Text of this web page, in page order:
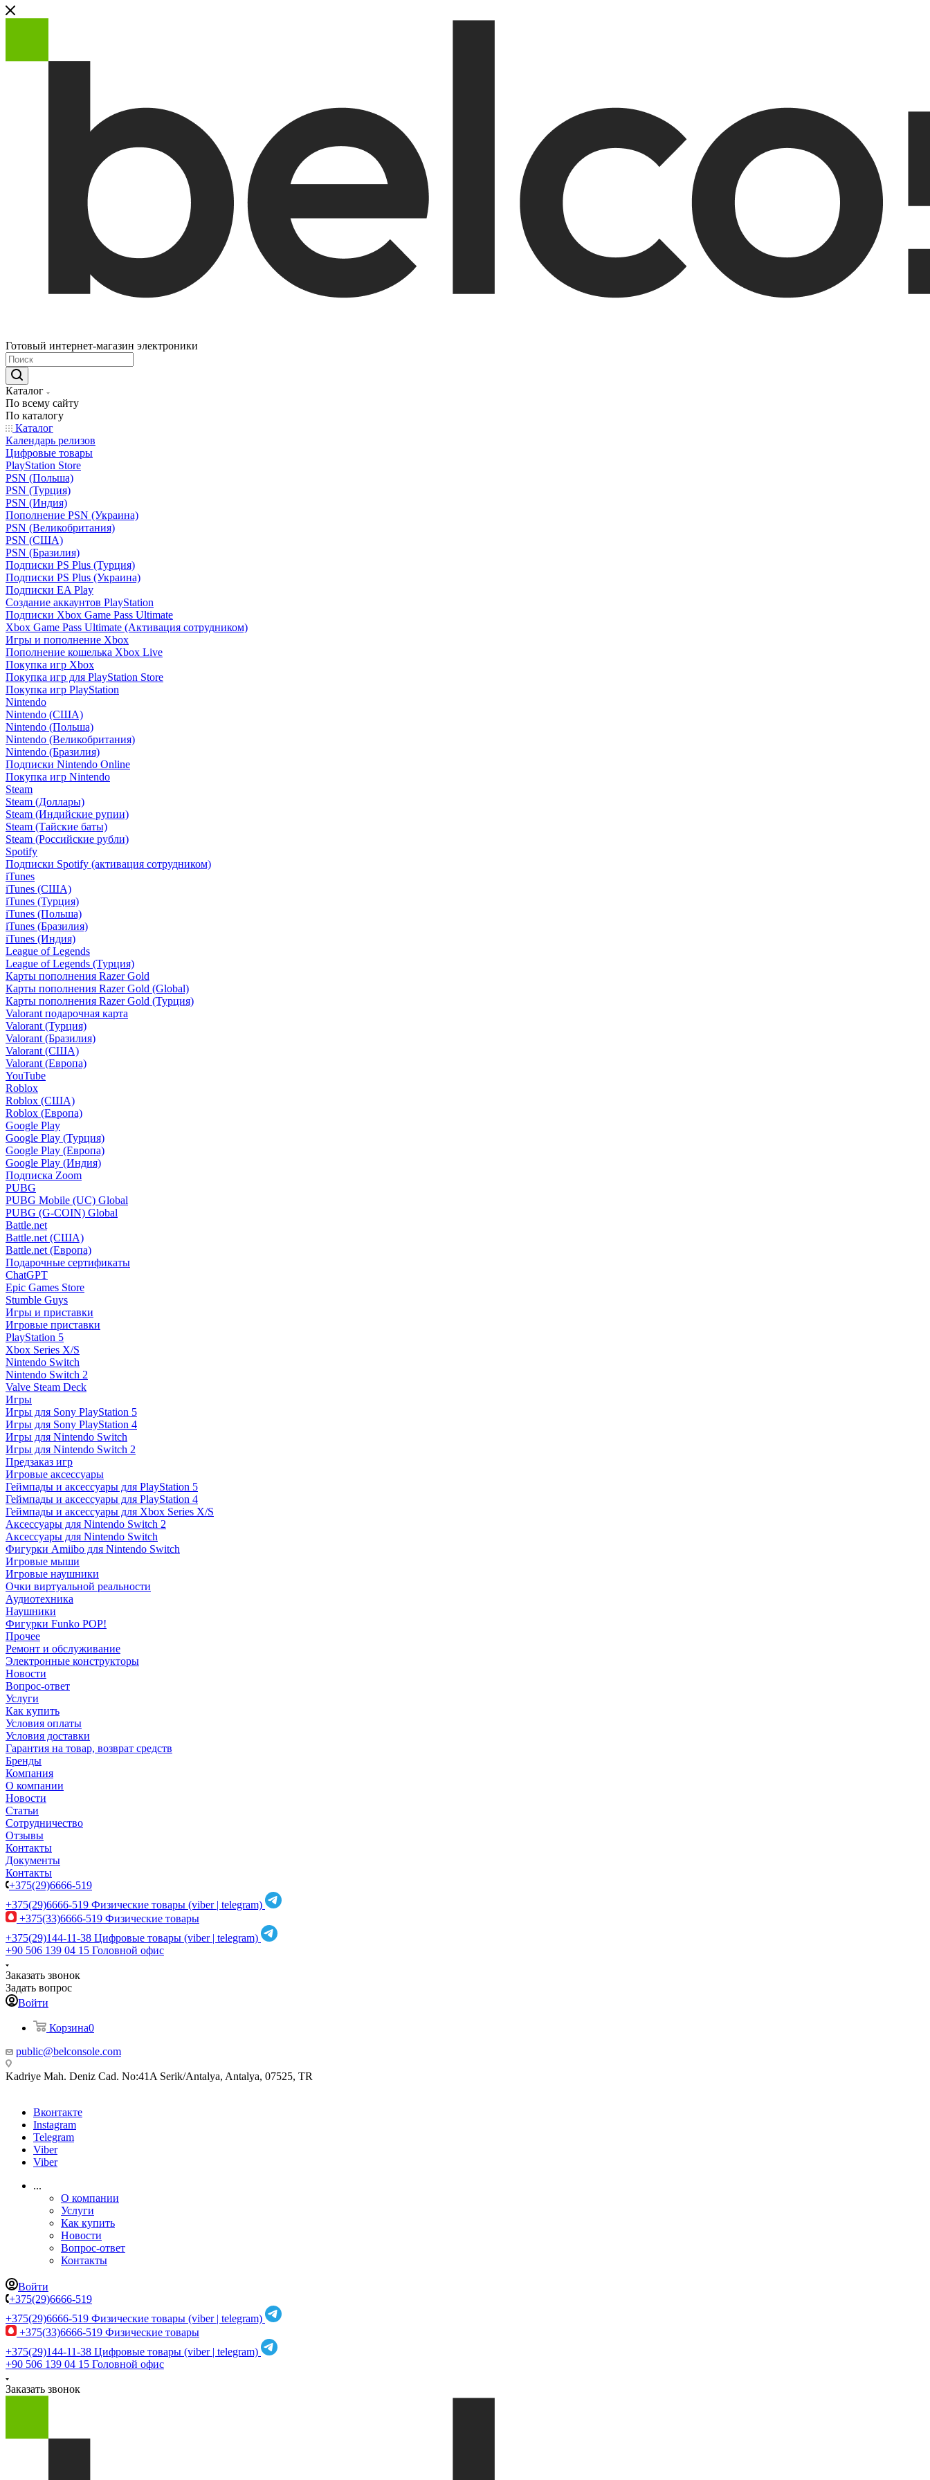
Готовый интернет-магазин электроники
Каталог
По всему сайту
По каталогу
Каталог
Календарь релизов
Цифровые товары
PlayStation Store
PSN (Польша)
PSN (Турция)
PSN (Индия)
Пополнение PSN (Украина)
PSN (Великобритания)
PSN (США)
PSN (Бразилия)
Подписки PS Plus (Турция)
Подписки PS Plus (Украина)
Подписки EA Play
Создание аккаунтов PlayStation
Подписки Xbox Game Pass Ultimate
Xbox Game Pass Ultimate (Активация сотрудником)
Игры и пополнение Xbox
Пополнение кошелька Xbox Live
Покупка игр Xbox
Покупка игр для PlayStation Store
Покупка игр PlayStation
Nintendo
Nintendo (США)
Nintendo (Польша)
Nintendo (Великобритания)
Nintendo (Бразилия)
Подписки Nintendo Online
Покупка игр Nintendo
Steam
Steam (Доллары)
Steam (Индийские рупии)
Steam (Тайские баты)
Steam (Российские рубли)
Spotify
Подписки Spotify (активация сотрудником)
iTunes
iTunes (США)
iTunes (Турция)
iTunes (Польша)
iTunes (Бразилия)
iTunes (Индия)
League of Legends
League of Legends (Турция)
Карты пополнения Razer Gold
Карты пополнения Razer Gold (Global)
Карты пополнения Razer Gold (Турция)
Valorant подарочная карта
Valorant (Турция)
Valorant (Бразилия)
Valorant (США)
Valorant (Европа)
YouTube
Roblox
Roblox (США)
Roblox (Европа)
Google Play
Google Play (Турция)
Google Play (Европа)
Google Play (Индия)
Подписка Zoom
PUBG
PUBG Mobile (UC) Global
PUBG (G-COIN) Global
Battle.net
Battle.net (США)
Battle.net (Европа)
Подарочные сертификаты
ChatGPT
Epic Games Store
Stumble Guys
Игры и приставки
Игровые приставки
PlayStation 5
Xbox Series X/S
Nintendo Switch
Nintendo Switch 2
Valve Steam Deck
Игры
Игры для Sony PlayStation 5
Игры для Sony PlayStation 4
Игры для Nintendo Switch
Игры для Nintendo Switch 2
Предзаказ игр
Игровые аксессуары
Геймпады и аксессуары для PlayStation 5
Геймпады и аксессуары для PlayStation 4
Геймпады и аксессуары для Xbox Series X/S
Аксессуары для Nintendo Switch 2
Аксессуары для Nintendo Switch
Фигурки Amiibo для Nintendo Switch
Игровые мыши
Игровые наушники
Очки виртуальной реальности
Аудиотехника
Наушники
Фигурки Funko POP!
Прочее
Ремонт и обслуживание
Электронные конструкторы
Новости
Вопрос-ответ
Услуги
Как купить
Условия оплаты
Условия доставки
Гарантия на товар, возврат средств
Бренды
Компания
О компании
Новости
Статьи
Сотрудничество
Отзывы
Контакты
Документы
Контакты
+375(29)6666-519
+375(29)6666-519 Физические товары (viber | telegram)
+375(33)6666-519 Физические товары
+375(29)144-11-38 Цифровые товары (viber | telegram)
+90 506 139 04 15 Головной офис
Заказать звонок
Задать вопрос
Войти
Корзина0
public@belconsole.com
Kadriye Mah. Deniz Cad. No:41A Serik/Antalya, Antalya, 07525, TR
Вконтакте
Instagram
Telegram
Viber
Viber
...
О компании
Услуги
Как купить
Новости
Вопрос-ответ
Контакты
Войти
+375(29)6666-519
+375(29)6666-519 Физические товары (viber | telegram)
+375(33)6666-519 Физические товары
+375(29)144-11-38 Цифровые товары (viber | telegram)
+90 506 139 04 15 Головной офис
Заказать звонок